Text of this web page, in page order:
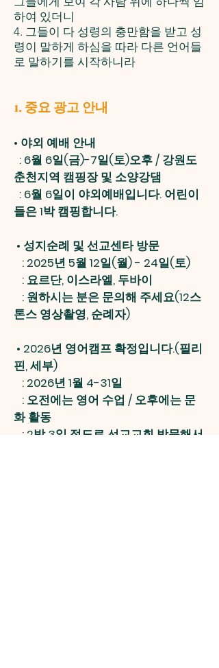
하여 있더니
4. 그들이 다 성령의 충만함을 받고 성
령이 말하게 하심을 따라 다른 언어들
로 말하기를 시작하니라
1. 중요 광고 안내
• 야외 예배 안내
: 6월 6일(금)-7일(토)오후 / 강원도
춘천지역 캠핑장 및 소양강댐
: 6월 6일이 야외예배입니다. 어린이
들은 1박 캠핑합니다.
• 성지순례 및 선교센타 방문
: 2025년 5월 12일(월) - 24일(토)
: 요르단, 이스라엘, 두바이
: 원하시는 분은 문의해 주세요(12스
톤스 영상촬영, 순례자)
• 2026년 영어캠프 확정입니다.(필리
핀, 세부)
: 2026년 1월 4-31일
: 오전에는 영어 수업 / 오후에는 문
화 활동
: 2박 3일 정도로 선교교회 방문해서